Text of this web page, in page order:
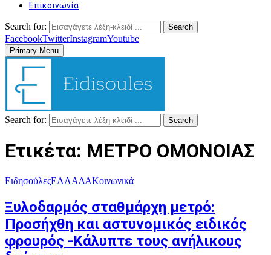
Επικοινωνία
Search for: Search
FacebookTwitterInstagramYoutube
Primary Menu
Search for: Search
Ετικέτα: ΜΕΤΡΟ ΟΜΟΝΟΙΑΣ
ΕιδησούλεςΕΛΛΑΔΑΚοινωνικά
Ξυλοδαρμός σταθμάρχη μετρό:
Προσήχθη και αστυνομικός ειδικός
φρουρός -Κάλυπτε τους ανήλικους